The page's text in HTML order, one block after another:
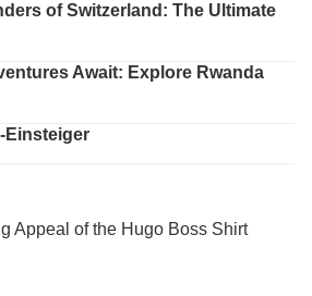
of Switzerland: The Ultimate
Await: Explore Rwanda
Einsteiger